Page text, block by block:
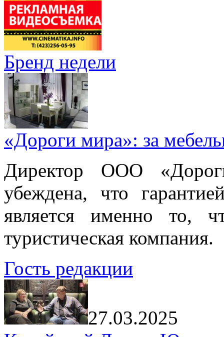
Бренд недели
«Дороги мира»: за
Директор ООО
убеждена, что
является именно то,
туристическая компания.
Гость редакции
27.03.2025